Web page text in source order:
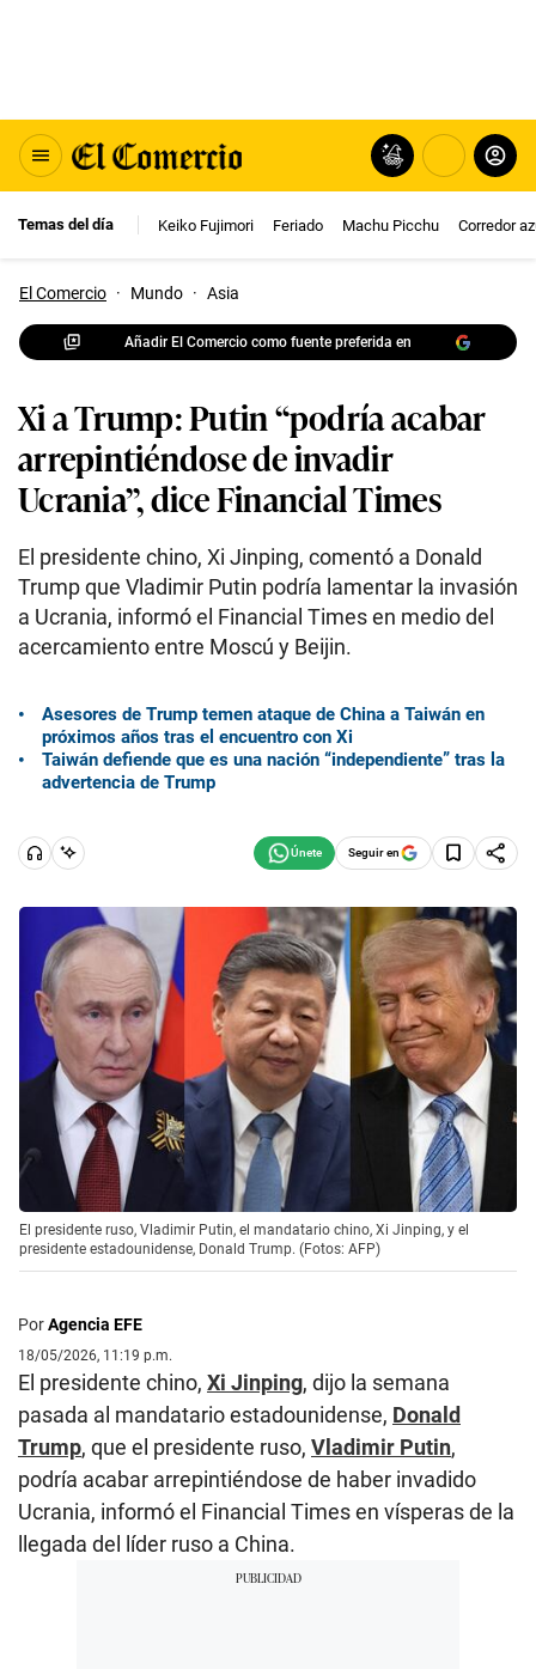
Temas del día Keiko Fujimori Feriado Machu Picchu Corredor
El Comercio · Mundo · Asia
Añadir El Comercio como fuente preferida en
Xi a Trump: Putin “podría acabar
arrepintiéndose de invadir
Ucrania”, dice Financial Times
El presidente chino, Xi Jinping, comentó a Donald
Trump que Vladimir Putin podría lamentar la invasión
a Ucrania, informó el Financial Times en medio del
acercamiento entre Moscú y Beijin.
Asesores de Trump temen ataque de China a Taiwán en
próximos años tras el encuentro con Xi
Taiwán defiende que es una nación “independiente” tras la
advertencia de Trump
Seguir en
El presidente ruso, Vladimir Putin, el mandatario chino, Xi Jinping, y el
presidente estadounidense, Donald Trump. (Fotos: AFP)
PorAgencia EFE
18/05/2026, 11:19 p.m.
El presidente chino, Xi Jinping, dijo la semana
pasada al mandatario estadounidense, Donald
Trump, que el presidente ruso, Vladimir Putin,
podría acabar arrepintiéndose de haber invadido
Ucrania, informó el Financial Times en vísperas de la
llegada del líder ruso a China.